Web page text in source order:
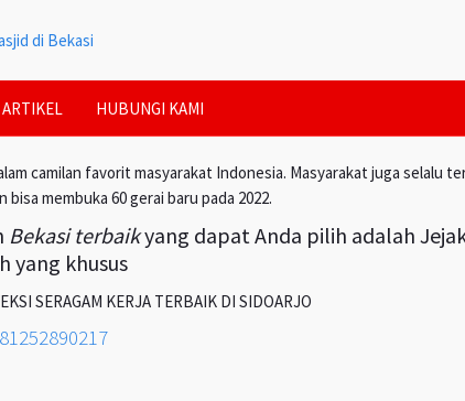
di Bekasi
ARTIKEL HUBUNGI KAMI
camilan favorit masyarakat Indonesia. Masyarakat juga selalu
bisa membuka 60 gerai baru pada 2022.
Bekasi terbaikyang dapat Anda pilih adalah
yang khusus
SERAGAM KERJA TERBAIK DI SIDOARJO